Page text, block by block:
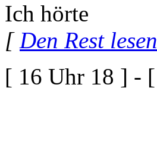
Ich hörte
[Den Rest lesen
[ 16 Uhr 18 ] - [